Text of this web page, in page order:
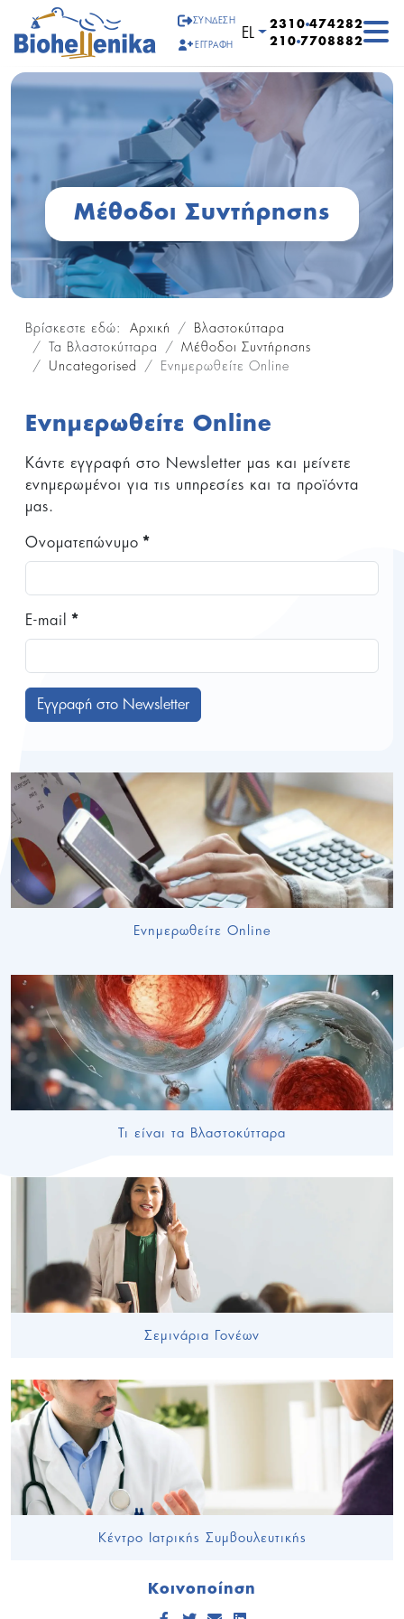
ΣΎΝΔΕΣΗ
ΕΓΓΡΑΦΉ
Επιλέξτε τη γλώσσα
EL
2310 474282
210 7708882
Μέθοδοι Συντήρησης
Βρίσκεστε εδώ: Αρχική
Βλαστοκύτταρα
Τα Βλαστοκύτταρα
Μέθοδοι Συντήρησης
Uncategorised
Ενημερωθείτε Online
Ενημερωθείτε Online
Τι είναι τα Βλαστοκύτταρα
Σεμινάρια Γονέων
Κέντρο Ιατρικής Συμβουλευτικής
Κοινοποίηση
Ενημερωθείτε Online
Κάντε εγγραφή στο Newsletter μας και μείνετε
ενημερωμένοι για τις υπηρεσίες και τα προϊόντα
μας.
Ονοματεπώνυμο *
E-mail *
Εγγραφή στο Newsletter